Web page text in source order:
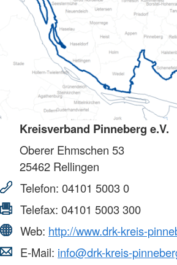
Kreisverband Pinneberg e.V.
Oberer Ehmschen 53
25462 Rellingen
Telefon: 04101 5003 0
Telefax: 04101 5003 300
Web: http://www.drk-kreis-
E-Mail: info@drk-kreis-